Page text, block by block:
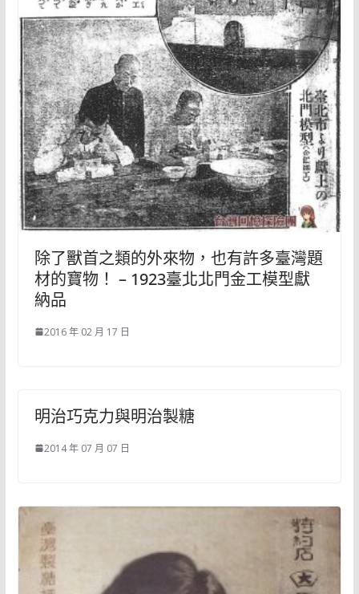
除了獸首之類的外來物，也有許多臺灣題
材的寶物！ – 1923臺北北門金工模型獻
納品
2016 年 02 月 17 日
明治巧克力與明治製糖
2014 年 07 月 07 日